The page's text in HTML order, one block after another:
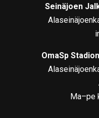
Seinäjoen
OmaSp
Ma–pe